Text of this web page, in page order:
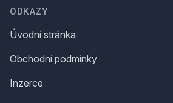
ODKAZY
Úvodní stránka
Obchodní podmínky
Inzerce